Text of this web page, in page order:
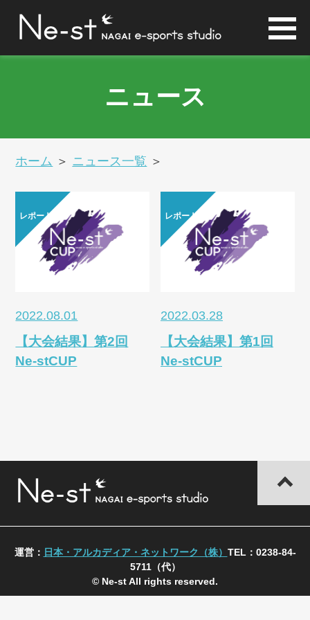
ニュース
ホーム ＞ ニュース一覧 ＞
レポート
2022.08.01
【大会結果】第2回
Ne-stCUP
レポート
2022.03.28
【大会結果】第1回
Ne-stCUP
運営： 日本・アルカディア・ネットワーク（株） TEL：0238-84-
5711（代）
© Ne-st All rights reserved.